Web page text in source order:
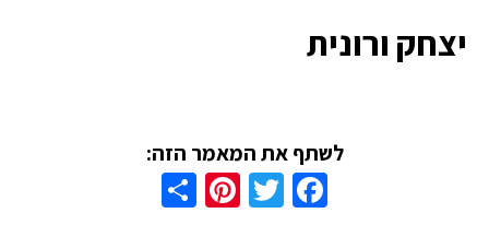
יצחק ורונית
לשתף את המאמר הזה:
Facebook
Twitter
Pinterest